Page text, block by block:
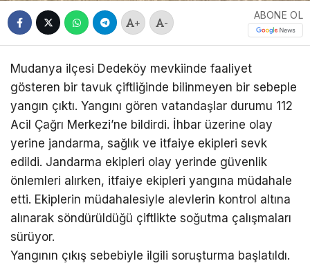
+ -
ABONE OL
Mudanya ilçesi Dedeköy mevkiinde faaliyet
gösteren bir tavuk çiftliğinde bilinmeyen bir sebeple
yangın çıktı. Yangını gören vatandaşlar durumu 112
Acil Çağrı Merkezi’ne bildirdi. İhbar üzerine olay
yerine jandarma, sağlık ve itfaiye ekipleri sevk
edildi. Jandarma ekipleri olay yerinde güvenlik
önlemleri alırken, itfaiye ekipleri yangına müdahale
etti. Ekiplerin müdahalesiyle alevlerin kontrol altına
alınarak söndürüldüğü çiftlikte soğutma çalışmaları
sürüyor.
Yangının çıkış sebebiyle ilgili soruşturma başlatıldı.